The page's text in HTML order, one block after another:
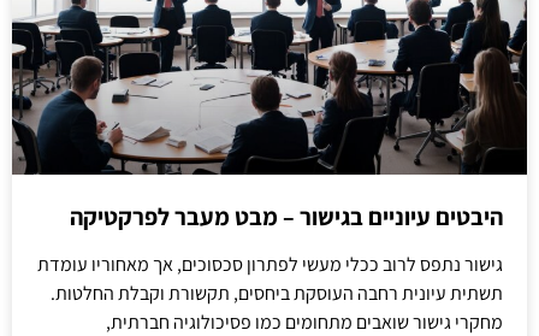
היבטים עיוניים בגישור – מבט מעבר לפרקטיקה
גישור נתפס לרוב ככלי מעשי לפתרון סכסוכים, אך מאחוריו עומדת
תשתית עיונית רחבה העוסקת ביחסים, תקשורת וקבלת החלטות.
מחקרי גישור שואבים מתחומים כמו פסיכולוגיה חברתית,